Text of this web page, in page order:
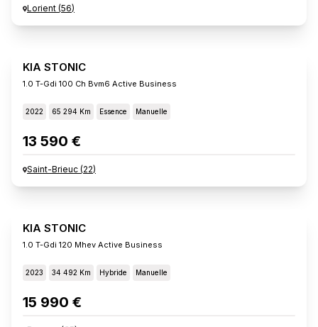
Lorient (56)
KIA STONIC
1.0 T-Gdi 100 Ch Bvm6 Active Business
2022 65 294 Km Essence Manuelle
13 590 €
Saint-Brieuc (22)
KIA STONIC
1.0 T-Gdi 120 Mhev Active Business
2023 34 492 Km Hybride Manuelle
15 990 €